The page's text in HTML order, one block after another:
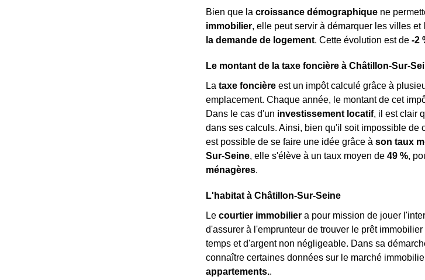
Bien que la croissance démographique ne
immobilier, elle peut servir à démarquer les villes
la demande de logement. Cette évolution est de -2
Le montant de la taxe foncière à Châtillon-Sur-
La taxe foncière est un impôt calculé grâce à
emplacement. Chaque année, le montant de cet
Dans le cas d'un investissement locatif, il est clair
dans ses calculs. Ainsi, bien qu'il soit impossible de
est possible de se faire une idée grâce à son taux
Sur-Seine, elle s'élève à un taux moyen de 49 %,
ménagères.
L'habitat à Châtillon-Sur-Seine
Le courtier immobilier a pour mission de jouer
d'assurer à l'emprunteur de trouver le prêt immobilier
temps et d'argent non négligeable. Dans sa
connaître certaines données sur le marché
appartements..